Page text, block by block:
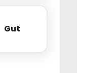
Gut
Gut